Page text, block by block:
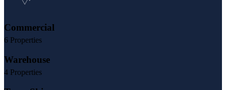
Commercial
6 Properties
Warehouse
4 Properties